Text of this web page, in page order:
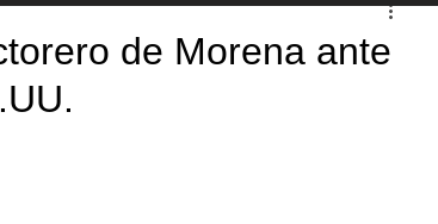
de Morena ante